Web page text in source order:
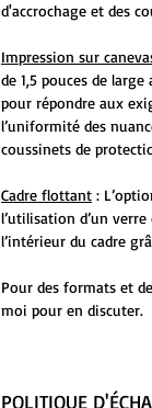
d'accrochage et des
Impression sur
de 1,5 pouces de
pour répondre aux
l’uniformité des
coussinets de
Cadre flottant :
l’utilisation d’un
l’intérieur du cadre
Pour des formats et
moi pour en discuter.
POLITIQUE